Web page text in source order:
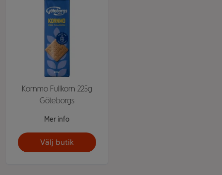
Kornmo Fullkorn 225g
Göteborgs
Mer info
Välj butik